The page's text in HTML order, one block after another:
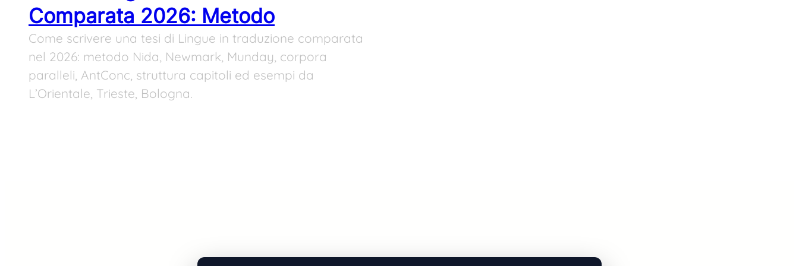
Comparata 2026: Metodo
Come scrivere una tesi di Lingue in traduzione comparata
nel 2026: metodo Nida, Newmark, Munday, corpora
paralleli, AntConc, struttura capitoli ed esempi da
L’Orientale, Trieste, Bologna.